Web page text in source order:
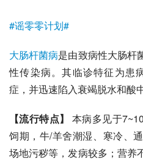
#谣零零计划#
大肠杆菌病是由致病性大肠杆
性传染病。其临诊特征为患
症，并迅速陷入衰竭脱水和酸
【流行特点】
本病多见于
饲期，牛/羊舍潮湿、寒冷、
场地污秽等，发病较多；营养